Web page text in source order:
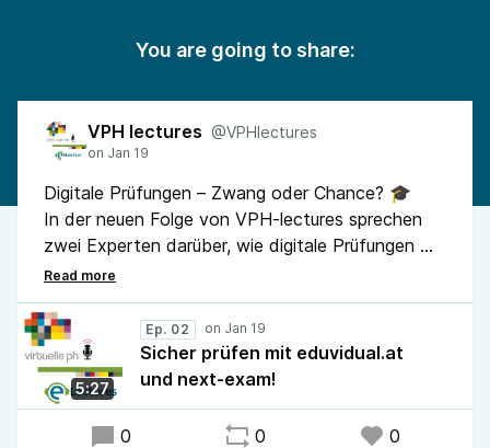
You are going to share:
VPH lectures @VPHlectures
Digitale Prüfungen – Zwang oder Chance? 🎓
In der neuen Folge von VPH-lectures sprechen
zwei Experten darüber, wie digitale Prüfungen 💻
im Schulalltag funktionieren. Es geht um
Sicherheit 🔒, Fairness ⚖️ und gute Vorbereitung
📝 sowie um das Zusammenspiel von
Lernplattformen 📚 und digitalen
Prüfungsumgebungen. Praxisnah, verständlich
und besonders relevant für Lehrkräfte 🏫. Jetzt
reinhören 🎧✨
5:27
Ep. 02
Sicher prüfen mit eduvidual.at
und next-exam!
0 0 0